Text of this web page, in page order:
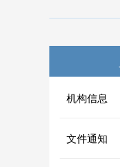
机构信息
文件通知